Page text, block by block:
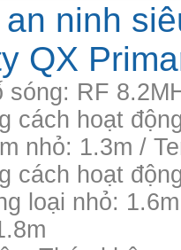
ninh
QX
sóng: RF
cách hoạt
nhỏ: 1.3m /
cách hoạt
loại nhỏ: